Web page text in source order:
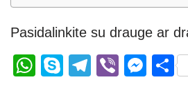
Pasidalinkite su drauge ar
W
S
T
Vi
M S